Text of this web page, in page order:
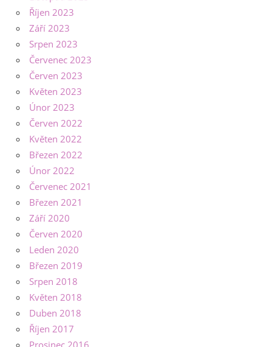
Říjen 2023
Září 2023
Srpen 2023
Červenec 2023
Červen 2023
Květen 2023
Únor 2023
Červen 2022
Květen 2022
Březen 2022
Únor 2022
Červenec 2021
Březen 2021
Září 2020
Červen 2020
Leden 2020
Březen 2019
Srpen 2018
Květen 2018
Duben 2018
Říjen 2017